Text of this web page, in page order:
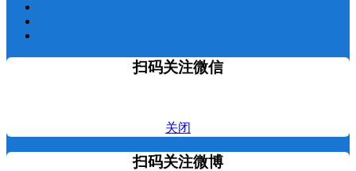
扫码关注微信
关闭
扫码关注微博